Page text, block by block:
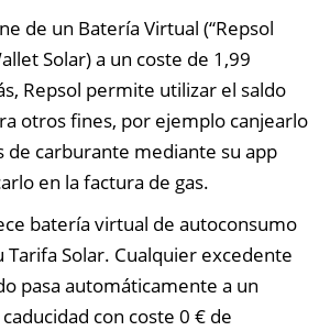
de un Batería Virtual (“Repsol
Solar) a un coste de 1,99
Repsol permite utilizar el saldo
otros fines, por ejemplo canjearlo
de carburante mediante su app
en la factura de gas.
batería virtual de autoconsumo
Tarifa Solar. Cualquier excedente
pasa automáticamente a un
con coste 0 € de